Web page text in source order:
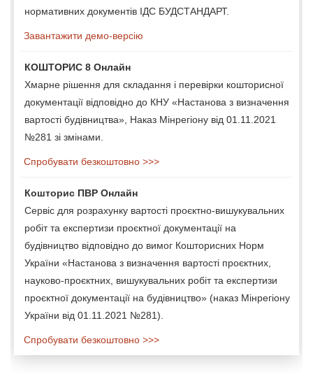
нормативних документів ІДС БУДСТАНДАРТ.
Завантажити демо-версію
КОШТОРИС 8 Онлайн
Хмарне рішення для складання і перевірки кошторисної
документації відповідно до КНУ «Настанова з визначення
вартості будівництва», Наказ Мінрегіону від 01.11.2021
№281 зі змінами.
Спробувати безкоштовно >>>
Кошторис ПВР Онлайн
Сервіс для розрахунку вартості проєктно-вишукувальних
робіт та експертизи проєктної документації на
будівництво відповідно до вимог Кошторисних Норм
України «Настанова з визначення вартості проєктних,
науково-проєктних, вишукувальних робіт та експертизи
проєктної документації на будівництво» (наказ Мінрегіону
України від 01.11.2021 №281).
Спробувати безкоштовно >>>